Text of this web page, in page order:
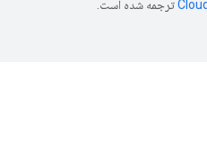
ترجمه شده است.